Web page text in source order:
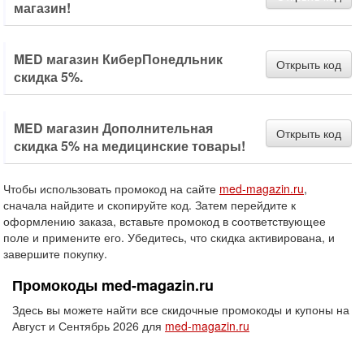
магазин!
MED магазин КиберПонедльник
скидка 5%.
Открыть код
MED магазин Дополнительная
скидка 5% на медицинские товары!
Открыть код
Чтобы использовать промокод на сайте med-magazin.ru,
сначала найдите и скопируйте код. Затем перейдите к
оформлению заказа, вставьте промокод в соответствующее
поле и примените его. Убедитесь, что скидка активирована, и
завершите покупку.
Промокоды med-magazin.ru
Здесь вы можете найти все скидочные промокоды и купоны на
Август и Сентябрь 2026 для med-magazin.ru